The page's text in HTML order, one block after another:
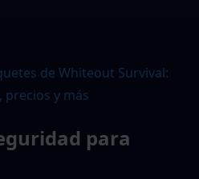
de Whiteout Survival:
y más
para